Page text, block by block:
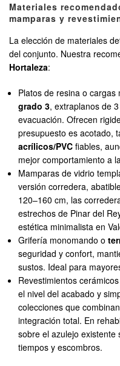
Materiales
mamparas y
La elección de materiales
del conjunto. Nuestra
Hortaleza:
Platos de resina o
grado 3, extraplanos de
evacuación. Ofrecen
presupuesto es acotado,
acrílicos/PVC fiables,
mejor comportamiento a
Mamparas de vidrio
versión corredera,
120–160 cm, las
estrechos de Pinar del
estética minimalista en
Grifería monomando o
seguridad y confort,
sustos. Ideal para
Revestimientos
el nivel del acabado y
colecciones que
integración total. En
sobre el azulejo
tiempos y escombros.